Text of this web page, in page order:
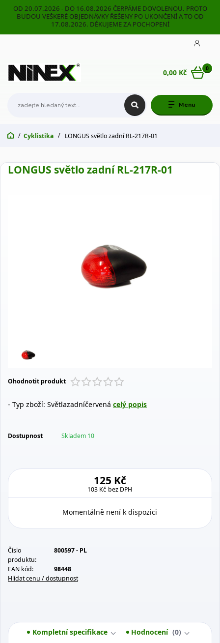
OD 20.07.2026 - DO 16.08.2026 ČERPÁME DOVOLENOU. PROTO
BUDOU VEŠKERÉ OBJEDNÁVKY ŘEŠENY PO UKONČENÍ A TO OD
17.08.2026. DĚKUJEME ZA POCHOPENÍ
Menu
0
0,00 Kč
Cyklistika LONGUS světlo zadní RL-217R-01
LONGUS světlo zadní RL-217R-01
Ohodnotit produkt
- Typ zboží: Světlazadníčervená celý popis
Dostupnost Skladem 10
125 Kč
103 Kč bez DPH
Momentálně není k dispozici
Číslo
produktu:
800597 - PL
EAN kód:
98448
Hlídat cenu / dostupnost
Kompletní specifikace Hodnocení
0